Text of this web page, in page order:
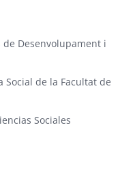
Desenvolupament i
Social de la Facultat de
Sociales